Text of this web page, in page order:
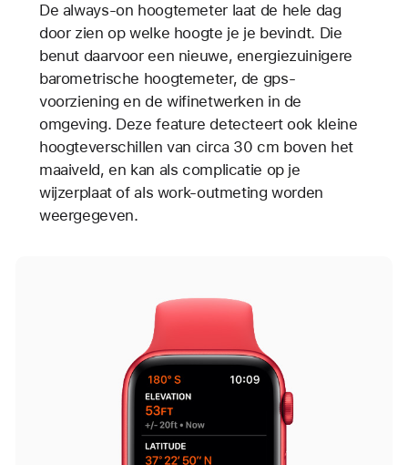
De always-on hoogtemeter laat de hele dag
door zien op welke hoogte je je bevindt. Die
benut daarvoor een nieuwe, energiezuinigere
barometrische hoogtemeter, de gps-
voorziening en de wifinetwerken in de
omgeving. Deze feature detecteert ook kleine
hoogteverschillen van circa 30 cm boven het
maaiveld, en kan als complicatie op je
wijzerplaat of als work-outmeting worden
weergegeven.